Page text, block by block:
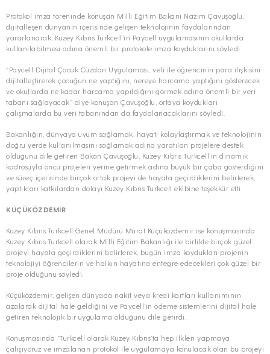
Protokol imza töreninde konuşan Milli Eğitim Bakanı Nazım Çavuşoğlu,
dijitalleşen dünyanın içerisinde gelişen teknolojinin faydalarından
yararlanarak, Kuzey Kıbrıs Turkcell’in Paycell uygulamasının okullarda
kullanılabilmesi adına önemli bir protokole imza koyduklarını söyledi.
“Paycell Dijital Çocuk Cüzdan Uygulaması, veli ile öğrencinin para ilişkisini
dijitalleştirerek çocuğun ne yaptığını, nereye harcama yaptığını gösterecek
ve okullarda ne kadar harcama yapıldığını görmek adına önemli bir veri
tabanı sağlayacak” diye konuşan Çavuşoğlu, ortaya koydukları
çalışmalarda bu veri tabanından da faydalanacaklarını söyledi.
Bakanlığın, dünyaya uyum sağlamak, hayatı kolaylaştırmak ve teknolojinin
doğru yerde kullanılmasını sağlamak adına yaratılan projelere destek
olduğunu dile getiren Bakan Çavuşoğlu, Kuzey Kıbrıs Turkcell’in dinamik
kadrosuyla öncü projeleri yerine getirmek adına büyük bir çaba gösterdiğini
ve süreç içerisinde birçok ortak projeyi de hayata geçirdiklerini belirterek,
yaptıkları katkılardan dolayı Kuzey Kıbrıs Turkcell ekibine teşekkür etti.
KÜÇÜKÖZDEMİR
Kuzey Kıbrıs Turkcell Genel Müdürü Murat Küçüközdemir ise konuşmasında
Kuzey Kıbrıs Turkcell olarak Milli Eğitim Bakanlığı ile birlikte birçok güzel
projeyi hayata geçirdiklerini belirterek, bugün imza koydukları projenin
teknolojiyi öğrencilerin ve halkın hayatına entegre edecekleri çok güzel bir
proje olduğunu söyledi.
Küçüközdemir, gelişen dünyada nakit veya kredi kartları kullanımının
azalarak dijital hale geldiğini ve Paycell’in ödeme sistemlerini dijital hale
getiren teknolojik bir uygulama olduğunu dile getirdi.
Konuşmasında “Turkcell olarak Kuzey Kıbrıs’ta hep ilkleri yapmaya
çalışıyoruz ve imzalanan protokol ile uygulamaya konulacak olan bu projeyi